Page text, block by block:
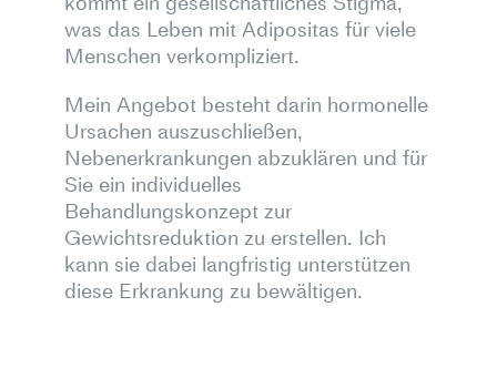
was das Leben mit Adipositas für viele
Menschen verkompliziert.
Mein Angebot besteht darin hormonelle
Ursachen auszuschließen,
Nebenerkrankungen abzuklären und für
Sie ein individuelles
Behandlungskonzept zur
Gewichtsreduktion zu erstellen. Ich
kann sie dabei langfristig unterstützen
diese Erkrankung zu bewältigen.